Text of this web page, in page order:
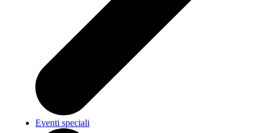
Eventi speciali